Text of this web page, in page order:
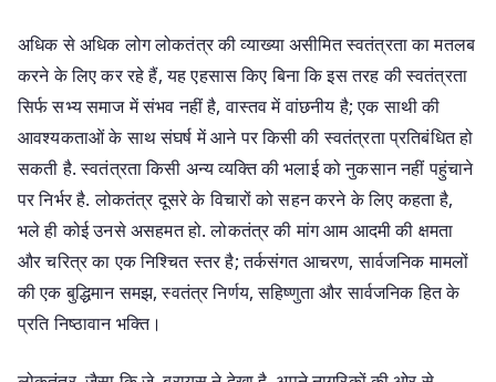
अधिक से अधिक लोग लोकतंत्र की व्याख्या असीमित स्वतंत्रता का मतलब
करने के लिए कर रहे हैं, यह एहसास किए बिना कि इस तरह की स्वतंत्रता
सिर्फ सभ्य समाज में संभव नहीं है, वास्तव में वांछनीय है; एक साथी की
आवश्यकताओं के साथ संघर्ष में आने पर किसी की स्वतंत्रता प्रतिबंधित हो
सकती है. स्वतंत्रता किसी अन्य व्यक्ति की भलाई को नुकसान नहीं पहुंचाने
पर निर्भर है. लोकतंत्र दूसरे के विचारों को सहन करने के लिए कहता है,
भले ही कोई उनसे असहमत हो. लोकतंत्र की मांग आम आदमी की क्षमता
और चरित्र का एक निश्चित स्तर है; तर्कसंगत आचरण, सार्वजनिक मामलों
की एक बुद्धिमान समझ, स्वतंत्र निर्णय, सहिष्णुता और सार्वजनिक हित के
प्रति निष्ठावान भक्ति।